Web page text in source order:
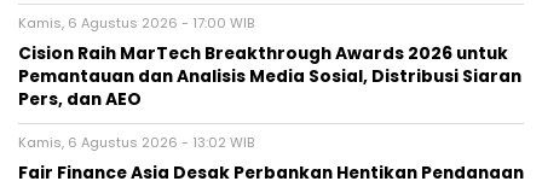
Kamis, 6 Agustus 2026 - 17:00 WIB
Cision Raih MarTech Breakthrough Awards 2026 untuk
Pemantauan dan Analisis Media Sosial, Distribusi Siaran
Pers, dan AEO
Kamis, 6 Agustus 2026 - 13:02 WIB
Fair Finance Asia Desak Perbankan Hentikan Pendanaan